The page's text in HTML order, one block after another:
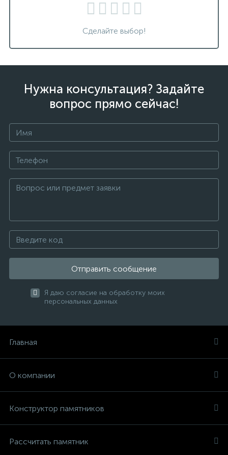
Сделайте выбор!
Нужна консультация? Задайте
вопрос прямо сейчас!
Отправить сообщение
Я даю согласие на обработку моих
персональных данных
Главная
О компании
Конструктор памятников
Рассчитать памятник